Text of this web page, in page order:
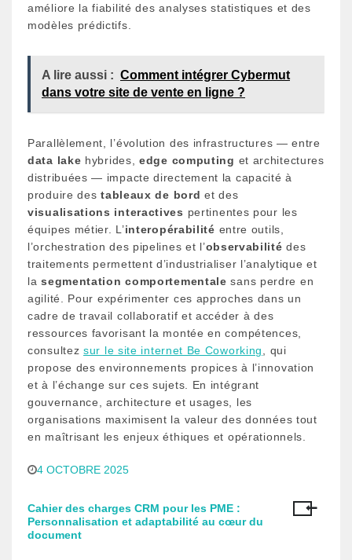
améliore la fiabilité des analyses statistiques et des
modèles prédictifs.
A lire aussi : Comment intégrer Cybermut
dans votre site de vente en ligne ?
Parallèlement, l’évolution des infrastructures — entre
data lake hybrides,edge computing et architectures
distribuées — impacte directement la capacité à
produire destableaux de bord et des
visualisations interactives pertinentes pour les
équipes métier. L’interopérabilité entre outils,
l’orchestration des pipelines et l’observabilité des
traitements permettent d’industrialiser l’analytique et
lasegmentation comportementale sans perdre en
agilité. Pour expérimenter ces approches dans un
cadre de travail collaboratif et accéder à des
ressources favorisant la montée en compétences,
consultez sur le site internet Be Coworking
, qui
propose des environnements propices à l’innovation
et à l’échange sur ces sujets. En intégrant
gouvernance, architecture et usages, les
organisations maximisent la valeur des données tout
en maîtrisant les enjeux éthiques et opérationnels.
4 OCTOBRE 2025
N
a
Cahier des charges CRM pour les PME :
Personnalisation et adaptabilité au cœur du
document